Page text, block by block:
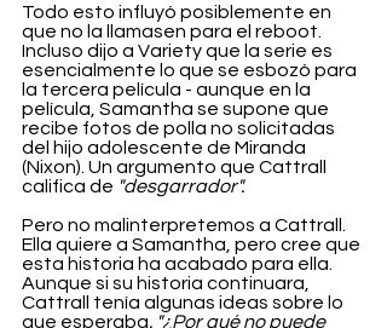
Todo esto influyó posiblemente en
que no la llamasen para el reboot.
Incluso dijo a Variety que la serie es
esencialmente lo que se esbozó para
la tercera película - aunque en la
película, Samantha se supone que
recibe fotos de polla no solicitadas
del hijo adolescente de Miranda
(Nixon). Un argumento que Cattrall
califica de "desgarrador".
Pero no malinterpretemos a Cattrall.
Ella quiere a Samantha, pero cree que
esta historia ha acabado para ella.
Aunque si su historia continuara,
Cattrall tenía algunas ideas sobre lo
que esperaba. "¿Por qué no puede